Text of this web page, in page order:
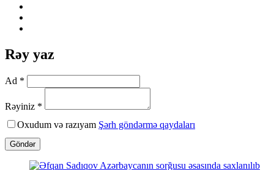
Rəy yaz
Ad *
Rəyiniz *
Oxudum və razıyam Şərh göndərmə qaydaları
Göndər